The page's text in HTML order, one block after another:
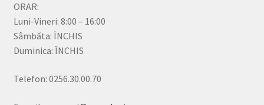
ORAR:
Luni-Vineri: 8:00 – 16:00
Sâmbăta: ÎNCHIS
Duminica: ÎNCHIS
Telefon: 0256.30.00.70